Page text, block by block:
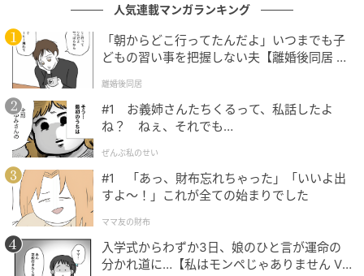
です。気合いを入れて掃除や片付けをしたぶん、「来
ないんだ……」と少し拍子抜けしました。ただ、隅々ま
で見られるかもしれないと緊張していたので、これは
これでよかったのかもしれません。
とはいえ、義母が来るかどうかに関係なく、普段から
少しずつ掃除や片付けをしておこうと感じた出来事で
した。
著者：Sugar111佐藤幸代／本職は20年以上の現役エ
ステティシャンの40代ママ。交際0日の電撃婚から7
年。3姉妹と夫の5人家族のドタバタな毎日を執筆。産
休中に収入源を増やすため始めたライターの仕事を継
人気連載マンガランキング
「朝からどこ行ってたんだよ」いつまでも子
どもの習い事を把握しない夫【離婚後同居 Vo
離婚後同居
#1 お義姉さんたちくるって、私話したよ
ね？ ねぇ、それでも…
ぜんぶ私のせい
#1 「あっ、財布忘れちゃった」「いいよ出
すよ〜！」これが全ての始まりでした
ママ友の財布
入学式からわずか3日、娘のひと言が運命の
分かれ道に…【私はモンペじゃありません Vo